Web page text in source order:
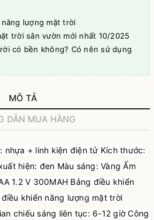
lượng mặt trời
trời sân vườn mới nhất 10/2025
có bền không? Có nên sử dụng
MÔ TẢ
DẪN MUA HÀNG
nhựa + linh kiện điện tử Kích thước:
hiện: đen Màu sáng: Vàng Ấm
1.2 V 300MAH Bảng điều khiển
khiển năng lượng mặt trời
chiếu sáng liên tục: 6-12 giờ Công